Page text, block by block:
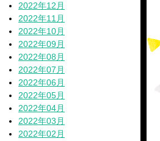
2022年12月
2022年11月
2022年10月
2022年09月
2022年08月
2022年07月
2022年06月
2022年05月
2022年04月
2022年03月
2022年02月